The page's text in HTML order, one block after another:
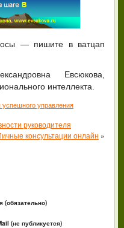
— пишите в ватцап
Евсюкова,
интеллекта.
управления
руководителя
консультации онлайн »
(обязательно)
(не публикуется)